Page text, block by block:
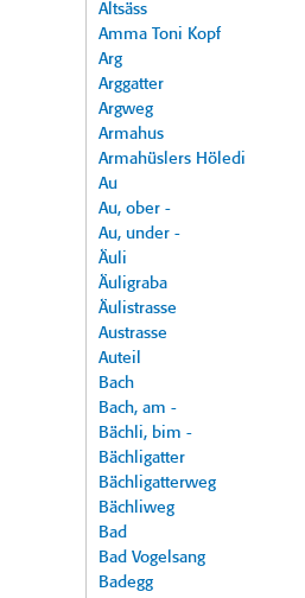
Altsäss
Amma Toni Kopf
Arg
Arggatter
Argweg
Armahus
Armahüslers Höledi
Au
Au, ober -
Au, under -
Äuli
Äuligraba
Äulistrasse
Austrasse
Auteil
Bach
Bach, am -
Bächli, bim -
Bächligatter
Bächligatterweg
Bächliweg
Bad
Bad Vogelsang
Badegg